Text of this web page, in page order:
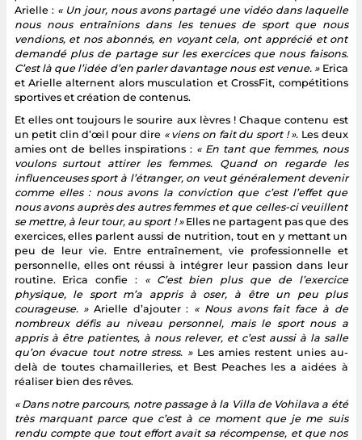
Arielle : « Un jour, nous avons partagé une vidéo dans laquelle
nous nous entraînions dans les tenues de sport que nous
vendions, et nos abonnés, en voyant cela, ont apprécié et ont
demandé plus de partage sur les exercices que nous faisons.
C’est là que l’idée d’en parler davantage nous est venue. » Erica
et Arielle alternent alors musculation et CrossFit, compétitions
sportives et création de contenus.
Et elles ont toujours le sourire aux lèvres ! Chaque contenu est
un petit clin d’œil pour dire « viens on fait du sport ! ». Les deux
amies ont de belles inspirations : « En tant que femmes, nous
voulons surtout attirer les femmes. Quand on regarde les
influenceuses sport à l’étranger, on veut généralement devenir
comme elles : nous avons la conviction que c’est l’effet que
nous avons auprès des autres femmes et que celles-ci veuillent
se mettre, à leur tour, au sport ! »Elles ne partagent pas que des
exercices, elles parlent aussi de nutrition, tout en y mettant un
peu de leur vie. Entre entraînement, vie professionnelle et
personnelle, elles ont réussi à intégrer leur passion dans leur
routine. Erica confie : « C’est bien plus que de l’exercice
physique, le sport m’a appris à oser, à être un peu plus
courageuse. » Arielle d’ajouter : « Nous avons fait face à de
nombreux défis au niveau personnel, mais le sport nous a
appris à être patientes, à nous relever, et c’est aussi à la salle
qu’on évacue tout notre stress. »Les amies restent unies au-
delà de toutes chamailleries, et Best Peaches les a aidées à
réaliser bien des rêves.
« Dans notre parcours, notre passage à la Villa de Vohilava a été
très marquant parce que c’est à ce moment que je me suis
rendu compte que tout effort avait sa récompense, et que nos